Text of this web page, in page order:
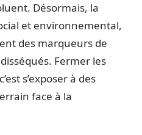
Désormais, la
et environnemental,
des marqueurs de
Fermer les
s’exposer à des
face à la